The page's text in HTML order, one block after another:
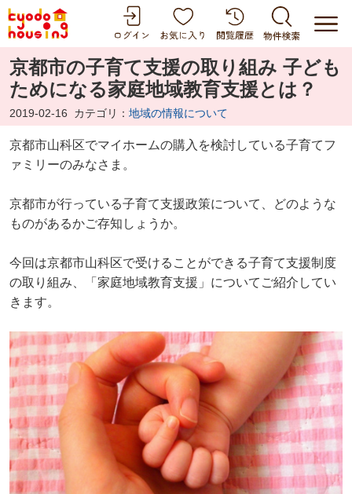
京都市の子育て支援の取り組み 子ども
ためになる家庭地域教育支援とは？
2019-02-16 カテゴリ： 地域の情報について
京都市山科区でマイホームの購入を検討している子育てフ
ァミリーのみなさま。
京都市が行っている子育て支援政策について、どのような
ものがあるかご存知しょうか。
今回は京都市山科区で受けることができる子育て支援制度
の取り組み、「家庭地域教育支援」についてご紹介してい
きます。